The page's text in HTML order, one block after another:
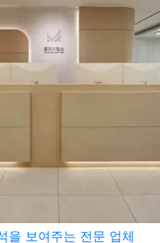
을 보여주는 전문 업체